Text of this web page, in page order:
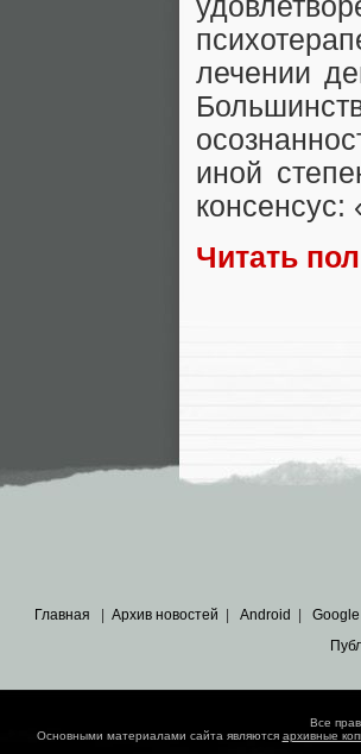
лечении
иной
Читать
Главная Архив новостей Android Google
Все
Основными материалами сайта являются архивные